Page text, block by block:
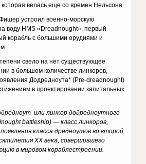
велась еще со времен Нельсона.
устроил военно-морскую
воду HMS «Dreadnought», первый
корабль с большими орудиями и
свело на нет существующее
в большом количестве линкоров,
Додредноута* (Pre-dreadnought)
в проектировании капитальных
или линкор додредноутного
battleship) — класс линкоров,
класса дредноутов во второй
XX века, совершившего
в мировом кораблестроении.